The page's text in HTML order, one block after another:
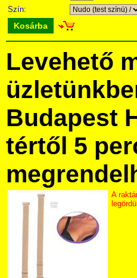
Szín:
Kosárba
Levehető
Budapest
tértől 5
A